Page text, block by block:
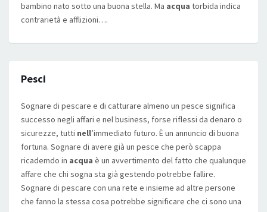
bambino nato sotto una buona stella. Ma acqua torbida indica
contrarietà e afflizioni….
Pesci
Sognare di pescare e di catturare almeno un pesce significa
successo negli affari e nel business, forse riflessi da denaro o
sicurezze, tutti nell’immediato futuro. È un annuncio di buona
fortuna. Sognare di avere già un pesce che però scappa
ricademdo in acqua è un avvertimento del fatto che qualunque
affare che chi sogna sta già gestendo potrebbe fallire.
Sognare di pescare con una rete e insieme ad altre persone
che fanno la stessa cosa potrebbe significare che ci sono una